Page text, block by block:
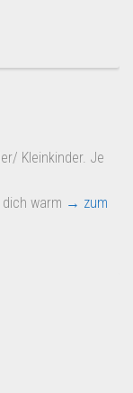
Kleinkinder. Je
warm → zum